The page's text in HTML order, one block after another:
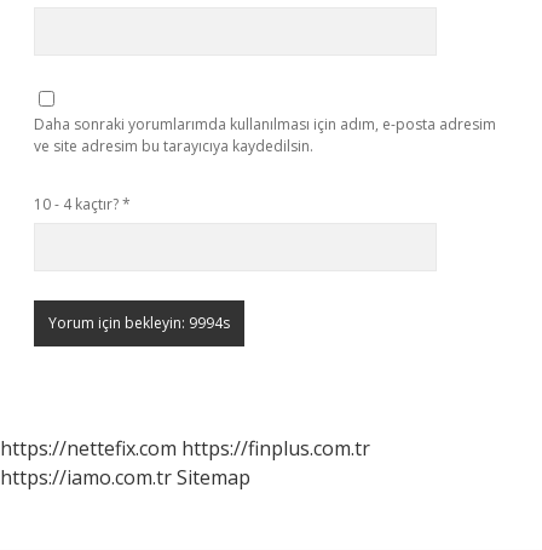
Daha sonraki yorumlarımda kullanılması için adım, e-posta adresim
ve site adresim bu tarayıcıya kaydedilsin.
10 - 4 kaçtır?*
https://nettefix.com https://finplus.com.tr
https://iamo.com.trSitemap